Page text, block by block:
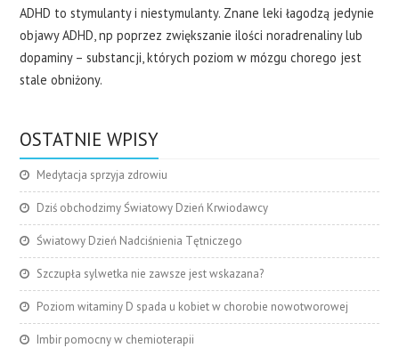
ADHD to stymulanty i niestymulanty. Znane leki łagodzą jedynie
objawy ADHD, np poprzez zwiększanie ilości noradrenaliny lub
dopaminy – substancji, których poziom w mózgu chorego jest
stale obniżony.
OSTATNIE WPISY
Medytacja sprzyja zdrowiu
Dziś obchodzimy Światowy Dzień Krwiodawcy
Światowy Dzień Nadciśnienia Tętniczego
Szczupła sylwetka nie zawsze jest wskazana?
Poziom witaminy D spada u kobiet w chorobie nowotworowej
Imbir pomocny w chemioterapii